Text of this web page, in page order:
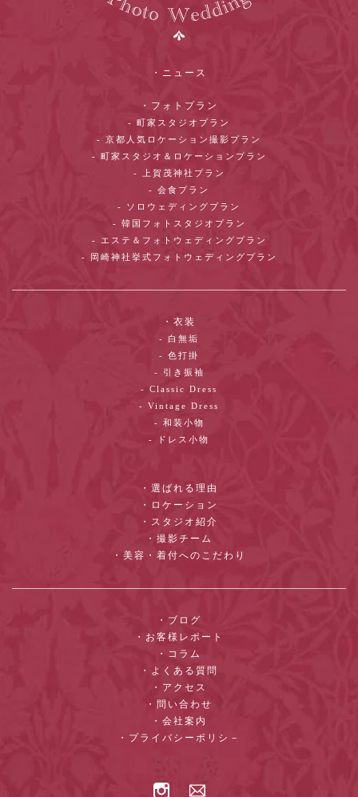
・ニュース
・フォトプラン
- 町家スタジオプラン
- 京都人気ロケーション撮影プラン
- 町家スタジオ＆ロケーションプラン
- 上賀茂神社プラン
- 会食プラン
- ソロウェディングプラン
- 韓国フォトスタジオプラン
- エステ＆フォトウェディングプラン
- 岡崎神社挙式フォトウェディングプラン
・衣装
- 白無垢
- 色打掛
- 引き振袖
- Classic Dress
- Vintage Dress
- 和装小物
- ドレス小物
・選ばれる理由
・ロケーション
・スタジオ紹介
・撮影チーム
・美容・着付へのこだわり
・ブログ
・お客様レポート
・コラム
・よくある質問
・アクセス
・問い合わせ
・会社案内
・プライバシーポリシ－